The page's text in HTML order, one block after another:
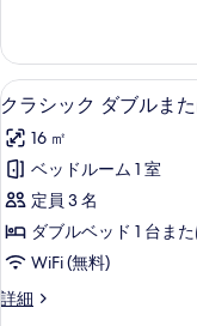
件
ル
ル
ー
ム
の
す
べ
て
の
ク
シ
ン
ル
ル
ム
の
詳
細
ク
ラ
シ
ッ
ク
ダ
ブ
ル
15
クラシック ダブルま
16 ㎡
ベッドルーム 1 室
定員 3 名
ダブルベッド 1 台ま
WiFi (無料)
詳細
ク